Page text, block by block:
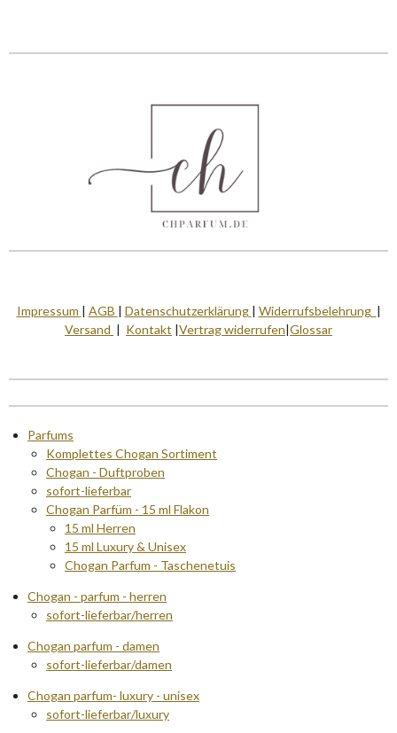
Impressum | AGB | Datenschutzerklärung | Widerrufsbelehrung |
Versand | Kontakt |Vertrag widerrufen|Glossar
Parfums
Komplettes Chogan Sortiment
Chogan - Duftproben
sofort-lieferbar
Chogan Parfüm - 15 ml Flakon
15 ml Herren
15 ml Luxury & Unisex
Chogan Parfum - Taschenetuis
Chogan - parfum - herren
sofort-lieferbar/herren
Chogan parfum - damen
sofort-lieferbar/damen
Chogan parfum- luxury - unisex
sofort-lieferbar/luxury